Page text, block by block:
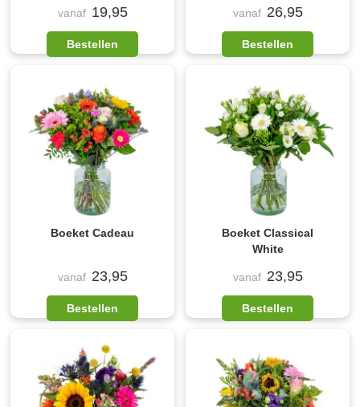
vanaf 19,95
Bestellen
vanaf 26,95
Bestellen
Boeket Cadeau
vanaf 23,95
Bestellen
Boeket Classical
White
vanaf 23,95
Bestellen